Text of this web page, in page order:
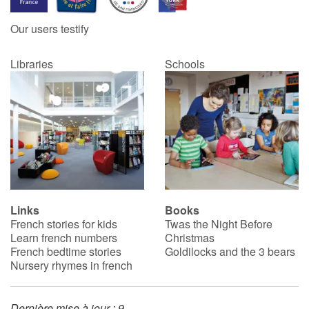
Catalogue anglais
Contraste +
Help
Home
Family
Schools
Libraries
Our users testify
Libraries Schools
Links
French stories for kids
Learn french numbers
French bedtime stories
Nursery rhymes in french
Books
Twas the Night Before
Christmas
Goldilocks and the 3 bears